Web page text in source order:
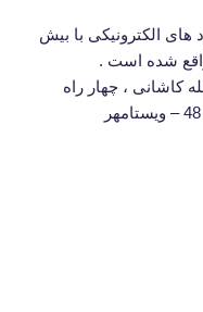
الکترونیکی با بیش
شده است .
کاشانی ، چهار راه